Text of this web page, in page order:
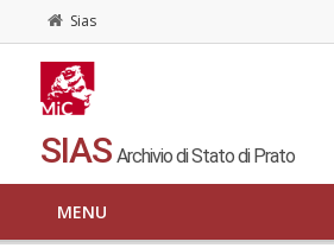
Sias
SIAS Archivio di Stato di Prato
MENU